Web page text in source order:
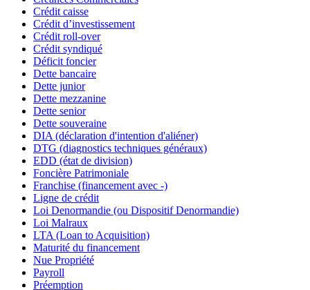
Crédit caisse
Crédit d’investissement
Crédit roll-over
Crédit syndiqué
Déficit foncier
Dette bancaire
Dette junior
Dette mezzanine
Dette senior
Dette souveraine
DIA (déclaration d'intention d'aliéner)
DTG (diagnostics techniques généraux)
EDD (état de division)
Foncière Patrimoniale
Franchise (financement avec -)
Ligne de crédit
Loi Denormandie (ou Dispositif Denormandie)
Loi Malraux
LTA (Loan to Acquisition)
Maturité du financement
Nue Propriété
Payroll
Préemption